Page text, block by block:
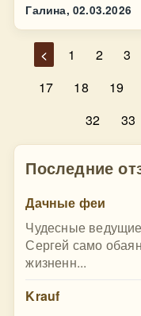
Галина, 02.03.2026
< 1 2 3
17
18 19
32
33
Последние
Дачные феи
Чудесные
Сергей само
жизненн...
Krauf